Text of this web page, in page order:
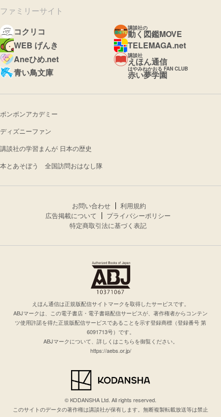
ファミリーサイト
コクリコ
講談社の
動く図鑑MOVE
WEB げんき
TELEMAGA.net
Aneひめ.net
講談社
えほん通信
青い鳥文庫
はやみねかおる FAN CLUB
赤い夢学園
ボンボンアカデミー
ディズニーファン
講談社の学習まんが 日本の歴史
本とあそぼう 全国訪問おはなし隊
お問い合わせ
利用規約
広告掲載について
プライバシーポリシー
特定商取引法に基づく表記
えほん通信は正規版配信サイトマークを取得したサービスです。
ABJマークは、この電子書店・電子書籍配信サービスが、著作権者からコンテン
ツ使用許諾を得た正規版配信サービスであることを示す登録商標（登録番号 第
6091713号）です。
ABJマークについて、詳しくはこちらを御覧ください。
https://aebs.or.jp/
© KODANSHA Ltd. All rights reserved.
このサイトのデータの著作権は講談社が保有します。無断複製転載放送等は禁止